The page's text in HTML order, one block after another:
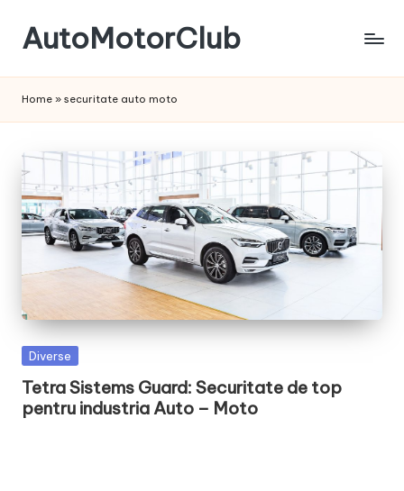
Skip
content
AutoMotorClub
masini
pasionatii
de
masini
Home » securitate auto moto
Posted
Diverse
Tetra Sistems Guard: Securitate de top
pentru industria Auto – Moto